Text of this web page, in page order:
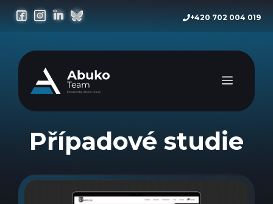
Přeskočit
+420 702 004 019
Menu
Případové studie